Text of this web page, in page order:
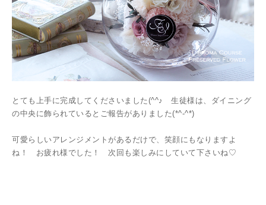
とても上手に完成してくださいました(^^♪ 生徒様は、ダイニング
の中央に飾られているとご報告がありました(*^-^*)
可愛らしいアレンジメントがあるだけで、笑顔にもなりますよ
ね！ お疲れ様でした！ 次回も楽しみにしていて下さいね♡